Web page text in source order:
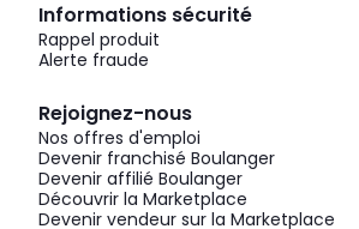
Informations sécurité
Rappel produit
Alerte fraude
Rejoignez-nous
Nos offres d'emploi
Devenir franchisé Boulanger
Devenir affilié Boulanger
Découvrir la Marketplace
Devenir vendeur sur la Marketplace